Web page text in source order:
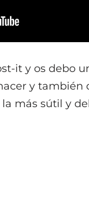
it y os debo
y también
más sútil y